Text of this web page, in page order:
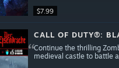
$7.99
CALL OF DUTY®:
Continue the thrilling
medieval castle to battle